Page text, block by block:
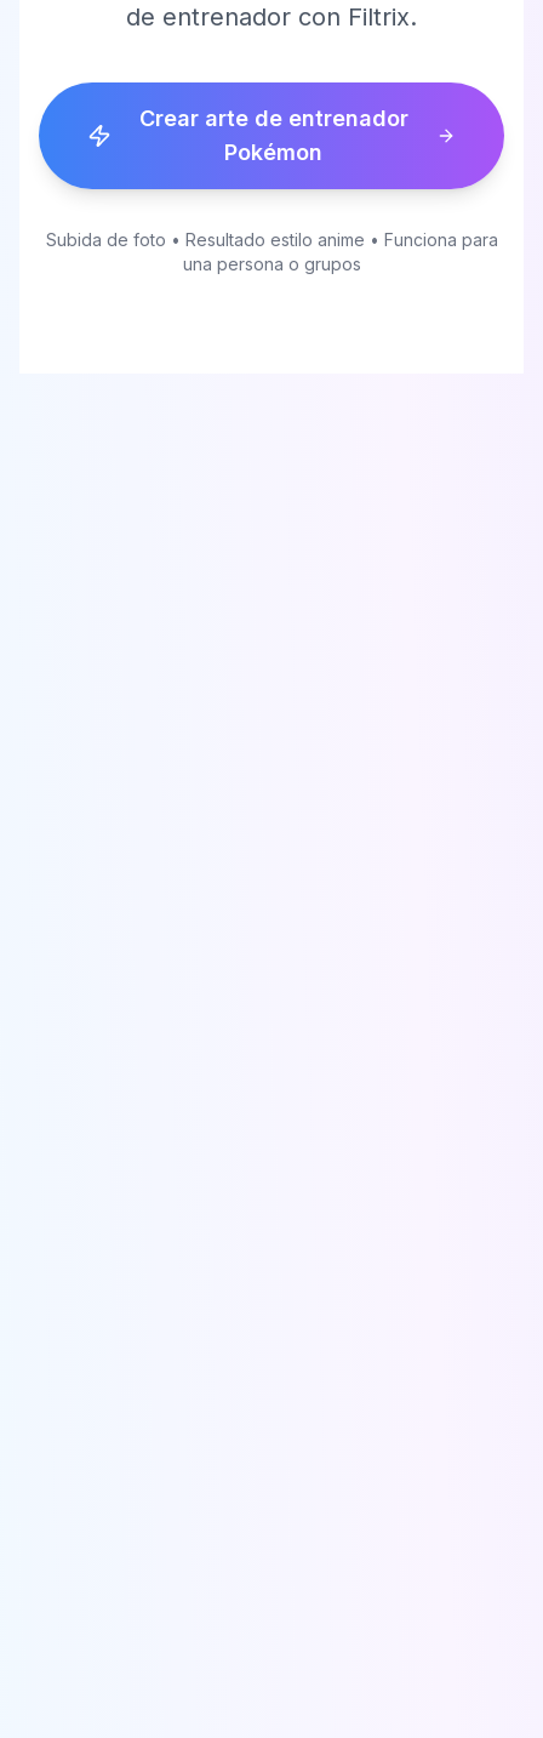
de entrenador con Filtrix.
Crear arte de entrenador
Pokémon
Subida de foto • Resultado estilo anime • Funciona para
una persona o grupos